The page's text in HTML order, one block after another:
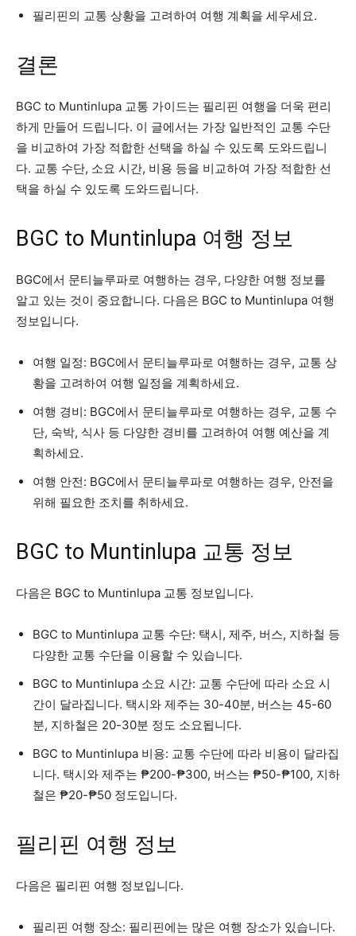
필리핀의 교통 상황을 고려하여 여행 계획을 세우세요.
결론
BGC to Muntinlupa 교통 가이드는 필리핀 여행을 더욱 편리
하게 만들어 드립니다. 이 글에서는 가장 일반적인 교통 수단
을 비교하여 가장 적합한 선택을 하실 수 있도록 도와드립니
다. 교통 수단, 소요 시간, 비용 등을 비교하여 가장 적합한 선
택을 하실 수 있도록 도와드립니다.
BGC to Muntinlupa 여행 정보
BGC에서 문티늘루파로 여행하는 경우, 다양한 여행 정보를
알고 있는 것이 중요합니다. 다음은 BGC to Muntinlupa 여행
정보입니다.
여행 일정: BGC에서 문티늘루파로 여행하는 경우, 교통 상
황을 고려하여 여행 일정을 계획하세요.
여행 경비: BGC에서 문티늘루파로 여행하는 경우, 교통 수
단, 숙박, 식사 등 다양한 경비를 고려하여 여행 예산을 계
획하세요.
여행 안전: BGC에서 문티늘루파로 여행하는 경우, 안전을
위해 필요한 조치를 취하세요.
BGC to Muntinlupa 교통 정보
다음은 BGC to Muntinlupa 교통 정보입니다.
BGC to Muntinlupa 교통 수단: 택시, 제주, 버스, 지하철 등
다양한 교통 수단을 이용할 수 있습니다.
BGC to Muntinlupa 소요 시간: 교통 수단에 따라 소요 시
간이 달라집니다. 택시와 제주는 30-40분, 버스는 45-60
분, 지하철은 20-30분 정도 소요됩니다.
BGC to Muntinlupa 비용: 교통 수단에 따라 비용이 달라집
니다. 택시와 제주는 ₱200-₱300, 버스는 ₱50-₱100, 지하
철은 ₱20-₱50 정도입니다.
필리핀 여행 정보
다음은 필리핀 여행 정보입니다.
필리핀 여행 장소: 필리핀에는 많은 여행 장소가 있습니다.